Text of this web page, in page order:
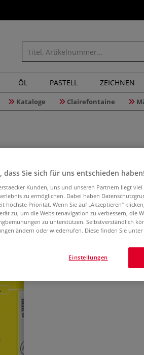
ÖL PASTELL ZEICHNEN
Kataloge Clairefontaine
dass Sie sich für uns entschieden haben!
Kunden, uns und unseren Partnern liegt
zu ermöglichen. Dabei haben
höchste Priorität. Wenn Sie auf „Akzeptieren“
zu, um die Websitenavigation zu verbessern, die
zu unterstützen. Selbstverständlich
ändern oder wiederrufen. Diese finden Sie unter
Einstellungen